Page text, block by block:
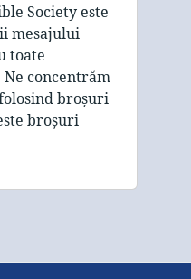
Society este
mesajului
toate
concentrăm
broșuri
broșuri